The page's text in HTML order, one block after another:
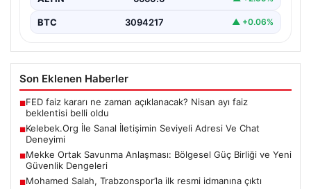
BTC 3094217 ▲ +0.06%
Son Eklenen Haberler
■FED faiz kararı ne zaman açıklanacak? Nisan ayı faiz
beklentisi belli oldu
■Kelebek.Org İle Sanal İletişimin Seviyeli Adresi Ve Chat
Deneyimi
■Mekke Ortak Savunma Anlaşması: Bölgesel Güç Birliği ve Yeni
Güvenlik Dengeleri
■Mohamed Salah, Trabzonspor’la ilk resmi idmanına çıktı